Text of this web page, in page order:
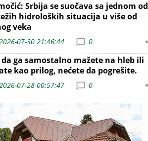
Srbija se suočava sa jednom od
hidroloških situacija u više od
veka
07-30 21:46:44 0
ga samostalno mažete na hleb ili
kao prilog, nećete da pogrešite.
07-28 00:57:47 0